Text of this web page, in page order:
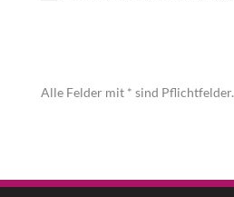
Alle Felder mit * sind Pflichtfelder.